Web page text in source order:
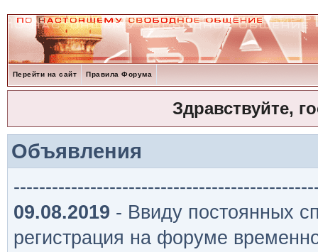
Перейти на сайт Правила Форума
Здравствуйте,
Объявления
09.08.2019 - Ввиду постоянных
регистрация на форуме